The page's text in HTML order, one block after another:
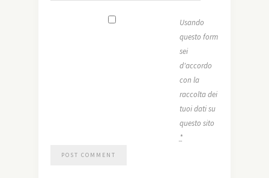
Usando
questo form
sei
d'accordo
con la
raccolta dei
tuoi dati su
questo sito
*